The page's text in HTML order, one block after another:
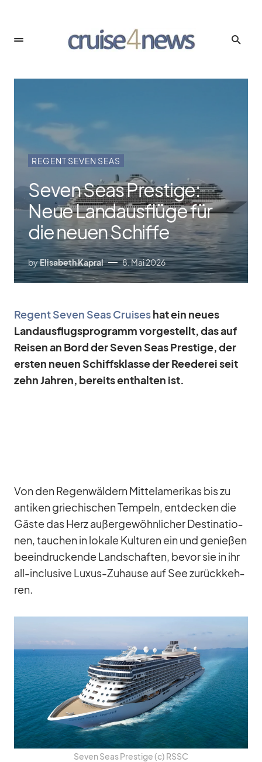
REGENT SEVEN SEAS
Seven Seas Prestige:
Neue Landausflüge für
die neuen Schiffe
byElisabeth Kapral 8. Mai 2026
Re­gent Se­ven Seas Crui­seshat ein neues
Land­aus­flugs­pro­gramm vor­ge­stellt, das auf
Rei­sen an Bord der Se­ven Seas Pres­tige, der
ers­ten neuen Schiffs­klasse der Ree­de­rei seit
zehn Jah­ren, be­reits ent­hal­ten ist.
Von den Re­gen­wäl­dern Mit­tel­ame­ri­kas bis zu
an­ti­ken grie­chi­schen Tem­peln, ent­de­cken die
Gäste das Herz au­ßer­ge­wöhn­li­cher De­sti­na­tio­
nen, tau­chen in lo­kale Kul­tu­ren ein und ge­nie­ßen
be­ein­dru­ckende Land­schaf­ten, be­vor sie in ihr
all-in­clu­sive Lu­xus-Zu­hause auf See zu­rück­keh­
ren.
Se­ven Seas Pres­tige (c) RSSC